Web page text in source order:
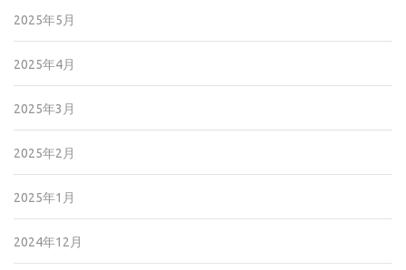
2025年5月
2025年4月
2025年3月
2025年2月
2025年1月
2024年12月